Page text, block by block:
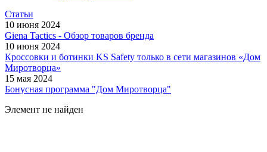
Статьи
10 июня 2024
Giena Tactics - Обзор товаров бренда
10 июня 2024
Кроссовки и ботинки KS Safety только в сети магазинов «Дом
Миротворца»
15 мая 2024
Бонусная программа "Дом Миротворца"
Элемент не найден